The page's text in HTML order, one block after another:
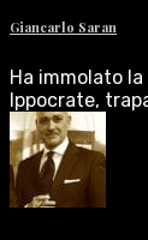
Giancarlo Saran
Ha immolato
Ippocrate,